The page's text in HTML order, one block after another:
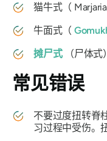
猫牛式（
牛面式（
摊尸式（尸体式）
常见错误
不要过度扭转脊
习过程中受伤。